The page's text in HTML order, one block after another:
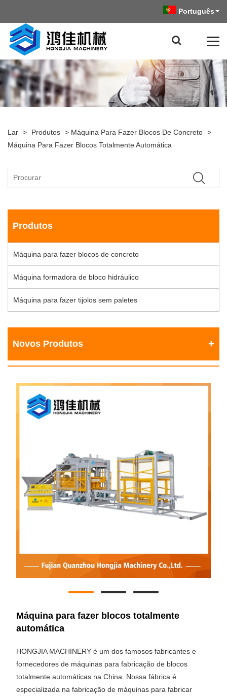
Português
Lar > Produtos > Máquina Para Fazer Blocos De Concreto >
Máquina Para Fazer Blocos Totalmente Automática
Produtos
Máquina para fazer blocos de concreto
Máquina formadora de bloco hidráulico
Máquina para fazer tijolos sem paletes
Novos Produtos
Máquina para fazer blocos totalmente
automática
HONGJIA MACHINERY é um dos famosos fabricantes e
fornecedores de máquinas para fabricação de blocos
totalmente automáticas na China. Nossa fábrica é
especializada na fabricação de máquinas para fabricar